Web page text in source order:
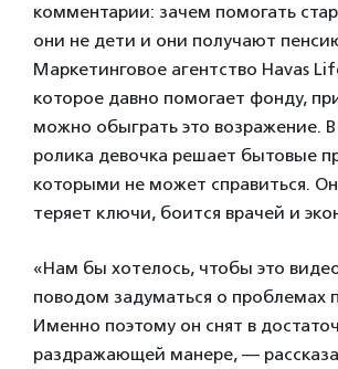
комментарии: зачем помогать
они не дети и они получают
Маркетинговое агентство Havas
которое давно помогает фонду,
можно обыграть это возражение.
ролика девочка решает бытовые
которыми не может справиться.
теряет ключи, боится врачей и
«Нам бы хотелось, чтобы это
поводом задуматься о проблемах
Именно поэтому он снят в
раздражающей манере, —